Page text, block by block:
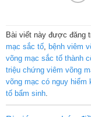
Bài viết này được đăng
mạc sắc tố, bệnh viêm
võng mạc sắc tố thành
triệu chứng viêm võng
võng mạc có nguy hiểm
tố bẩm sinh.